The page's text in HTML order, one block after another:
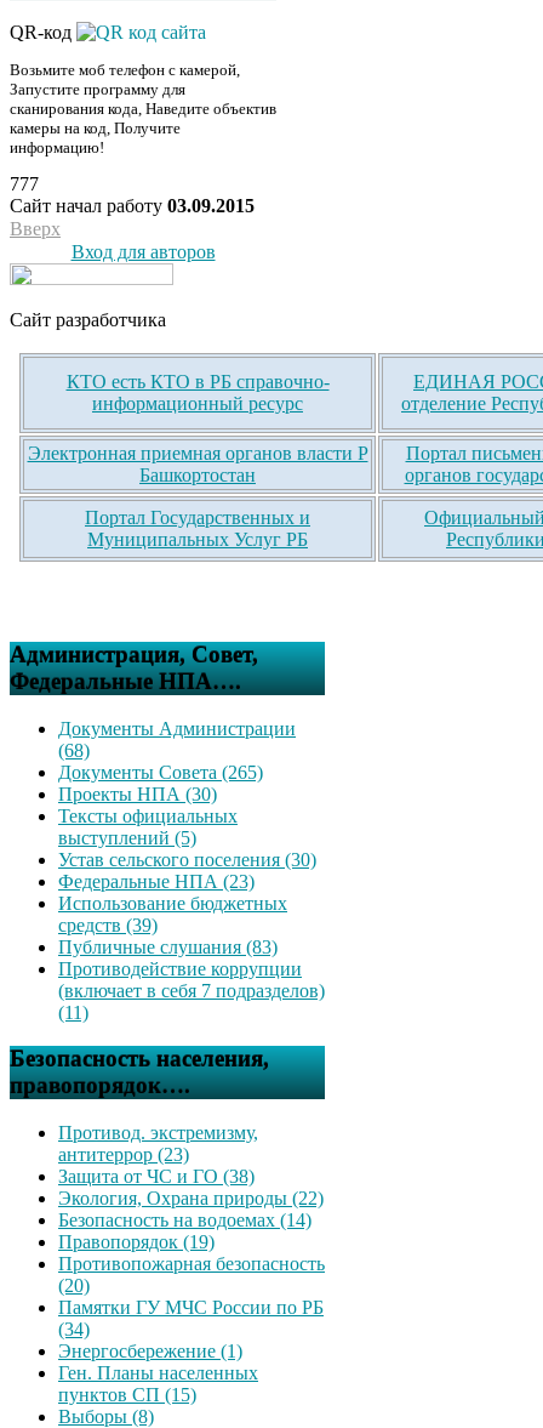
QR-код
Возьмите моб телефон с камерой,
Запустите программу для
сканирования кода, Наведите объектив
камеры на код, Получите
информацию!
777
Сайт начал работу 03.09.2015
Вверх
Вход для авторов
Сайт разработчика
КТО есть КТО в РБ справочно-
информационный ресурс
ЕДИНАЯ
отделение
Электронная приемная органов власти Р
Башкортостан
Портал
органов
Портал Государственных и
Муниципальных Услуг РБ
Официальный
Администрация, Совет,
Федеральные НПА….
Документы Администрации
(68)
Документы Совета (265)
Проекты НПА (30)
Тексты официальных
выступлений (5)
Устав сельского поселения (30)
Федеральные НПА (23)
Использование бюджетных
средств (39)
Публичные слушания (83)
Противодействие коррупции
(включает в себя 7 подразделов)
(11)
Безопасность населения,
правопорядок….
Противод. экстремизму,
антитеррор (23)
Защита от ЧС и ГО (38)
Экология, Охрана природы (22)
Безопасность на водоемах (14)
Правопорядок (19)
Противопожарная безопасность
(20)
Памятки ГУ МЧС России по РБ
(34)
Энергосбережение (1)
Ген. Планы населенных
пунктов СП (15)
Выборы (8)